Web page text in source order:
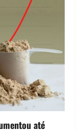
até